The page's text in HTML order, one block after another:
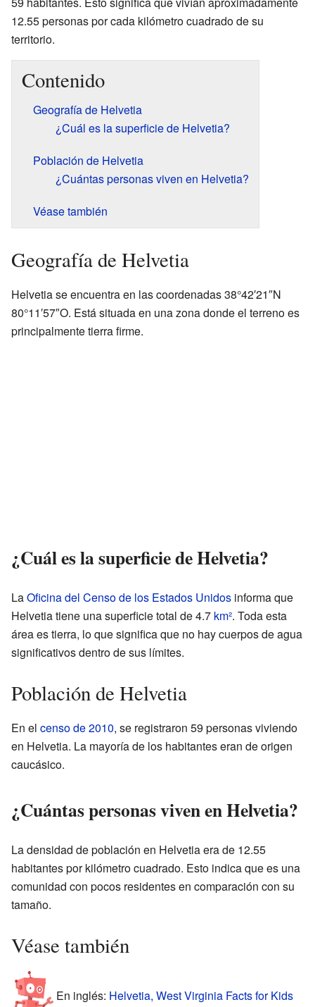
12.55 personas por cada kilómetro cuadrado de su
territorio.
Contenido
Geografía de Helvetia
¿Cuál es la superficie de Helvetia?
Población de Helvetia
¿Cuántas personas viven en Helvetia?
Véase también
Geografía de Helvetia
Helvetia se encuentra en las coordenadas 38°42′21″N
80°11′57″O. Está situada en una zona donde el terreno es
principalmente tierra firme.
¿Cuál es la superficie de Helvetia?
LaOficina del Censo de los Estados Unidos informa que
Helvetia tiene una superficie total de 4.7 km². Toda esta
área es tierra, lo que significa que no hay cuerpos de agua
significativos dentro de sus límites.
Población de Helvetia
En el censo de 2010, se registraron 59 personas viviendo
en Helvetia. La mayoría de los habitantes eran de origen
caucásico.
¿Cuántas personas viven en Helvetia?
La densidad de población en Helvetia era de 12.55
habitantes por kilómetro cuadrado. Esto indica que es una
comunidad con pocos residentes en comparación con su
tamaño.
Véase también
En inglés: Helvetia, West Virginia Facts for Kids